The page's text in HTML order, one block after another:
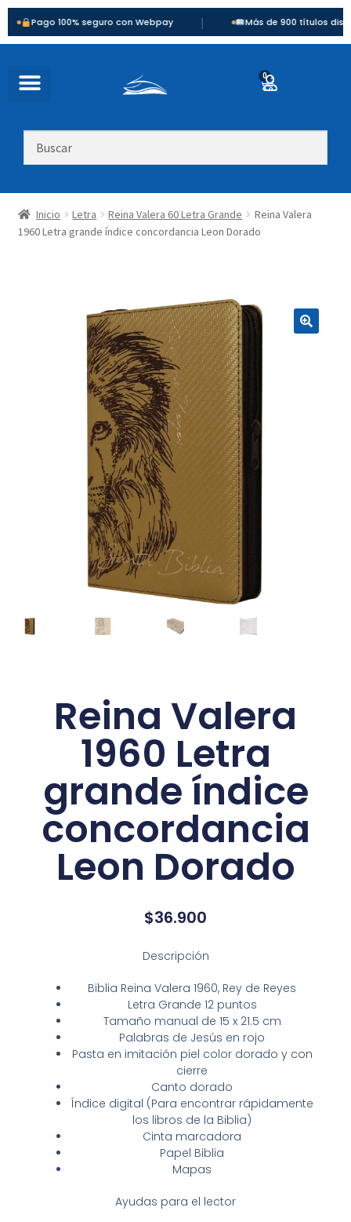
100% seguro con Webpay | Más de 900 títulos disponibles
0
Inicio Letra Reina Valera 60 Letra Grande
Reina Valera
1960 Letra grande índice concordancia Leon Dorado
Reina Valera
1960 Letra
grande índice
concordancia
Leon Dorado
$36.900
Descripción
Biblia Reina Valera 1960, Rey de Reyes
Letra Grande 12 puntos
Tamaño manual de 15 x 21.5 cm
Palabras de Jesús en rojo
Pasta en imitación piel color dorado y con
cierre
Canto dorado
Índice digital (Para encontrar rápidamente
los libros de la Biblia)
Cinta marcadora
Papel Biblia
Mapas
Ayudas para el lector